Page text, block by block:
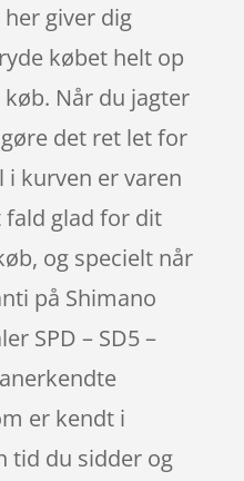
giver dig
købet helt op
Når du jagter
det ret let for
i kurven er varen
fald glad for dit
og specielt når
på Shimano
SPD – SD5 –
er kendt i
tid du sidder og